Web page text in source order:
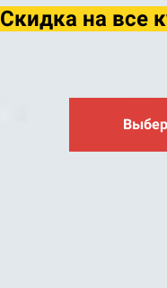
Скидка на все